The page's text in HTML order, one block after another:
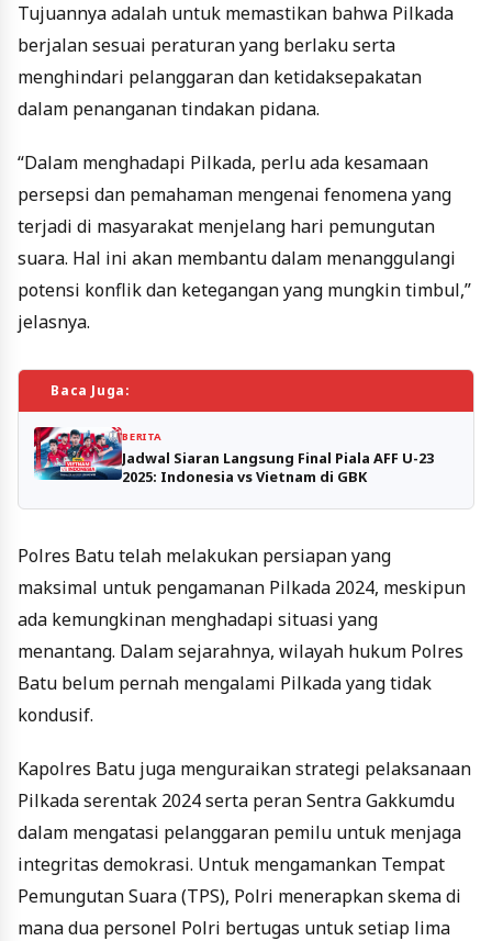
Tujuannya adalah untuk memastikan bahwa Pilkada
berjalan sesuai peraturan yang berlaku serta
menghindari pelanggaran dan ketidaksepakatan
dalam penanganan tindakan pidana.
“Dalam menghadapi Pilkada, perlu ada kesamaan
persepsi dan pemahaman mengenai fenomena yang
terjadi di masyarakat menjelang hari pemungutan
suara. Hal ini akan membantu dalam menanggulangi
potensi konflik dan ketegangan yang mungkin timbul,”
jelasnya.
Baca Juga:
BERITA
Jadwal Siaran Langsung Final Piala AFF U-23
2025: Indonesia vs Vietnam di GBK
Polres Batu telah melakukan persiapan yang
maksimal untuk pengamanan Pilkada 2024, meskipun
ada kemungkinan menghadapi situasi yang
menantang. Dalam sejarahnya, wilayah hukum Polres
Batu belum pernah mengalami Pilkada yang tidak
kondusif.
Kapolres Batu juga menguraikan strategi pelaksanaan
Pilkada serentak 2024 serta peran Sentra Gakkumdu
dalam mengatasi pelanggaran pemilu untuk menjaga
integritas demokrasi. Untuk mengamankan Tempat
Pemungutan Suara (TPS), Polri menerapkan skema di
mana dua personel Polri bertugas untuk setiap lima